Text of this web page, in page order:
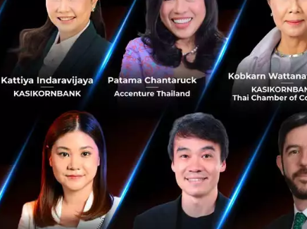
ปัญหาสิ่งแวดล้อมไทยแก้อย่างไร ให้ยั่งยืน ?
Net Zero, Carbon Footprint, ESG , BCG คือคำที่ทุกคน
ได้ยินอยู่มากมายในปีนี้ แต่อันที่จริงแล้ว ปัญหาสิ่งแวดล้อม เป็น
ประเด็นที่เราพูดถึงกันมานานแล้ว ทั้งปัญหามลพิษ น้ำท่วม คือ
เรื่องใก...
มีนาคม 31, 2023
Techsauce Team
Sustainable Focus TS Video BCG ESG Net Zero
Sustainable Focus
12 เทรนด์โลกที่ต้องรู้ เพื่อรับมือ ‘Polycrisis’ วิกฤต